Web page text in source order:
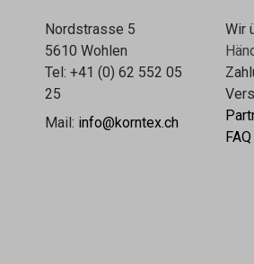
Nordstrasse 5
5610 Wohlen
Tel: +41 (0) 62 552 05
25
Mail: info@korntex.ch
Wir
FAQ